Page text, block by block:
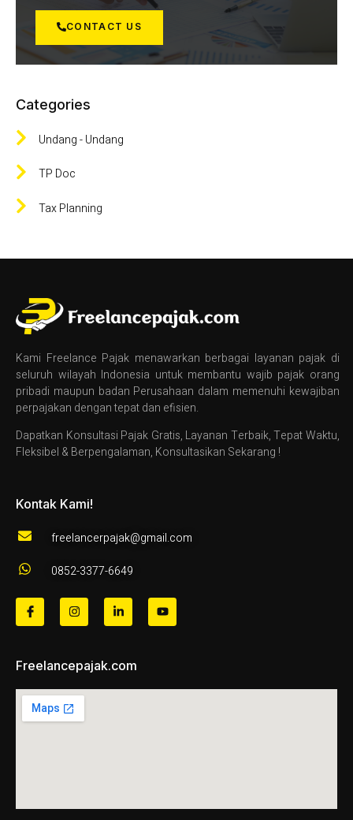
CONTACT US
Categories
Undang - Undang
TP Doc
Tax Planning
Kami Freelance Pajak menawarkan berbagai layanan pajak di
seluruh wilayah Indonesia untuk membantu wajib pajak orang
pribadi maupun badan Perusahaan dalam memenuhi kewajiban
perpajakan dengan tepat dan efisien.
Dapatkan Konsultasi Pajak Gratis, Layanan Terbaik, Tepat Waktu,
Fleksibel & Berpengalaman, Konsultasikan Sekarang !
Kontak Kami!
freelancerpajak@gmail.com
0852-3377-6649
Freelancepajak.com